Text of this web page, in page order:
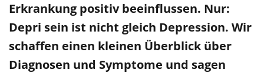
Erkrankung positiv beeinflussen. Nur:
Depri sein ist nicht gleich Depression. Wir
schaffen einen kleinen Überblick über
Diagnosen und Symptome und sagen